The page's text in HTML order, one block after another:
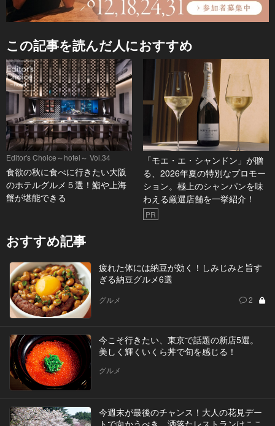
この記事を読んだ人におすすめ
Editor's Choice～hotel～ Vol.34
食欲の秋に食べに行きたい大阪
のホテルグルメ５選！鮨や上海
蟹が堪能できる
「モエ・エ・シャンドン」が贈
る、2026年夏の特別なプロモー
ション。極上のシャンパンを味
わえる厳選店舗を一挙紹介！
PR
おすすめ記事
疲れた体には納豆が効く！しみじみと旨す
ぎる納豆グルメ6選
グルメ 2
今こそ行きたい、東京で話題の新店5選。
美しく輝くいくら丼で旬を感じる！
グルメ
今週末が最後のチャンス！大人の花見デー